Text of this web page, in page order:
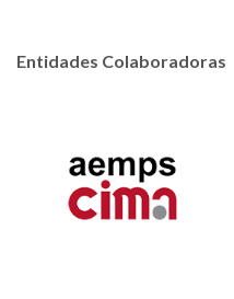
Entidades Colaboradoras